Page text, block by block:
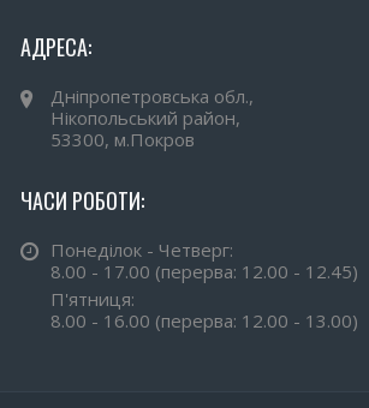
АДРЕСА:
Дніпропетровська обл.,
Нікопольський район,
53300, м.Покров
ЧАСИ РОБОТИ:
Понеділок - Четверг:
8.00 - 17.00 (перерва: 12.00 - 12.45)
П'ятниця:
8.00 - 16.00 (перерва: 12.00 - 13.00)